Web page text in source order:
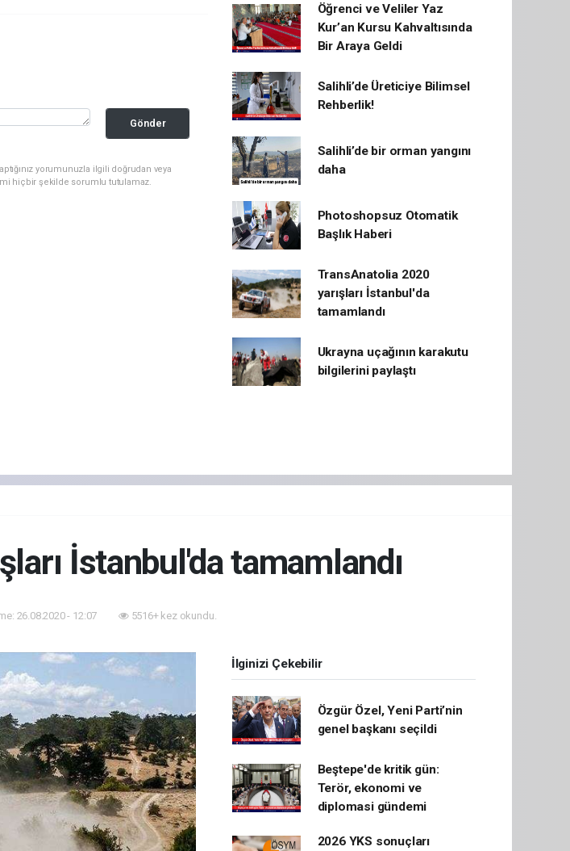
Gönder
yorumunuzla ilgili doğrudan veya
hiçbir şekilde sorumlu tutulamaz.
Öğrenci ve Veliler Yaz
Kur’an Kursu Kahvaltısında
Bir Araya Geldi
Salihli’de Üreticiye Bilimsel
Rehberlik!
Salihli’de bir orman yangını
daha
Photoshopsuz Otomatik
Başlık Haberi
TransAnatolia 2020
yarışları İstanbul'da
tamamlandı
Ukrayna uçağının karakutu
bilgilerini paylaştı
İstanbul'da tamamlandı
26.08.2020 - 12:07 5516+ kez okundu.
İlginizi Çekebilir
Özgür Özel, Yeni Parti’nin
genel başkanı seçildi
Beştepe'de kritik gün:
Terör, ekonomi ve
diplomasi gündemi
2026 YKS sonuçları